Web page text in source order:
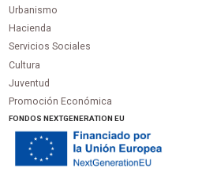
Urbanismo
Hacienda
Servicios Sociales
Cultura
Juventud
Promoción Económica
FONDOS NEXTGENERATION EU